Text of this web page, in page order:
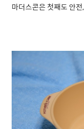
마더스콘은 첫째도 안